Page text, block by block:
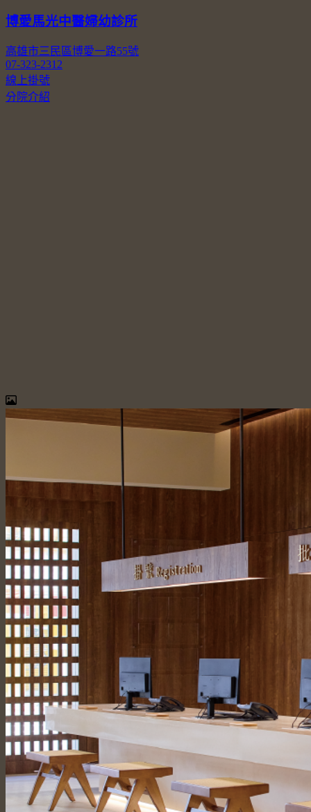
博愛馬光中醫婦幼診所
高雄市三民區博愛一路55號
07-323-2312
線上掛號
分院介紹